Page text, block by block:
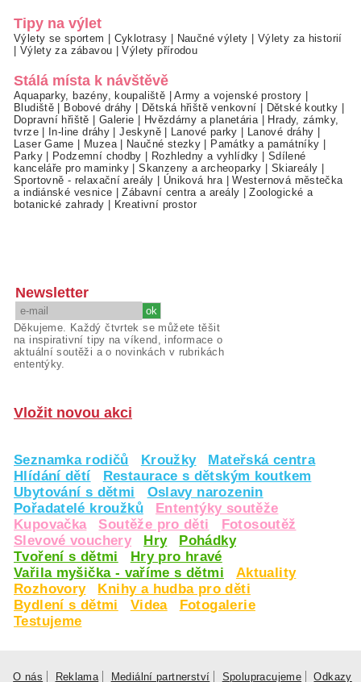
Tipy na výlet
Výlety se sportem Cyklotrasy Naučné výlety
Výlety za historií
Výlety za zábavou |Výlety přírodou
Stálá místa k návštěvě
Aquaparky, bazény, koupaliště |Army a vojenské prostory
Bludiště
Bobové dráhy Dětská hřiště venkovní Dětské koutky
Dopravní hřiště
Galerie Hvězdárny a planetária
Hrady, zámky,
tvrze| In-line dráhy |Jeskyně| Lanové parky Lanové dráhy
Laser Game
Muzea| Naučné stezky Památky a památníky
Parky| Podzemní chodby Rozhledny a vyhlídky
Sdílené
kanceláře pro maminky |Skanzeny a archeoparky Skiareály
Sportovně - relaxační areály
Úniková hra |Westernová městečka
a indiánské vesnice |Zábavní centra a areály |Zoologické a
botanické zahrady
Kreativní prostor
Newsletter
Děkujeme. Každý čtvrtek se můžete těšit
na inspirativní tipy na víkend, informace o
aktuální soutěži a o novinkách v rubrikách
ententýky.
Vložit novou akci
Seznamka rodičů Kroužky
Mateřská centra
Hlídání dětí
Restaurace s dětským koutkem
Ubytování s dětmi
Oslavy narozenin
Pořadatelé kroužků
Ententýky soutěže
Kupovačka
Soutěže pro děti
Fotosoutěž
Slevové vouchery
Hry
Pohádky
Tvoření s dětmi
Hry pro hravé
Vařila myšička - vaříme s dětmi
Aktuality
Rozhovory
Knihy a hudba pro děti
Bydlení s dětmi
Videa
Fotogalerie
Testujeme
O nás Reklama Mediální partnerství Spolupracujeme Odkazy